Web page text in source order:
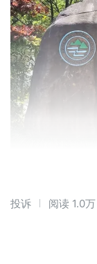
投诉 阅读 1.0万